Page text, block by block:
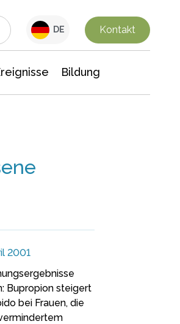
DE Kontakt
Bildung
2001
Bupropion steigert
bei Frauen, die